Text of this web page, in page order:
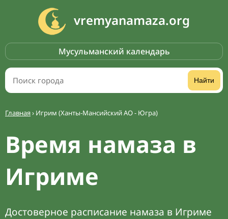
vremyanamaza.org
Мусульманский календарь
Найти
Главная› Игрим (Ханты-Мансийский АО - Югра)
Время намаза в
Игриме
Достоверное расписание намаза в Игриме